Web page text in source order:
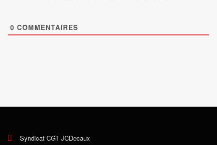
0 COMMENTAIRES
Syndicat CGT JCDecaux